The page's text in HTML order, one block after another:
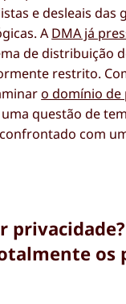
e desleais das
ADMA já
de distribuição
restrito.
o domínio de
uma questão de
com
privacidade?
os